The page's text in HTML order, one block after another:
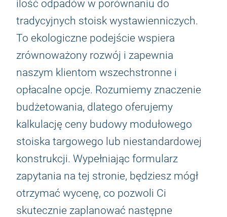
ilość odpadów w porównaniu do
tradycyjnych stoisk wystawienniczych.
To ekologiczne podejście wspiera
zrównoważony rozwój i zapewnia
naszym klientom wszechstronne i
opłacalne opcje. Rozumiemy znaczenie
budżetowania, dlatego oferujemy
kalkulację ceny budowy modułowego
stoiska targowego lub niestandardowej
konstrukcji. Wypełniając formularz
zapytania na tej stronie, będziesz mógł
otrzymać wycenę, co pozwoli Ci
skutecznie zaplanować następne